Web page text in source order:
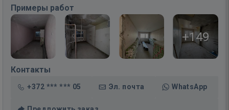
Примеры работ
+149
Контакты
+372 *** *** 05 Эл. почта WhatsApp